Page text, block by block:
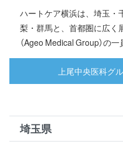
ハートケア横浜は、埼玉・
梨・群馬と、首都圏に広く
（Ageo Medical Group）の一
上尾中央医科グ
埼玉県